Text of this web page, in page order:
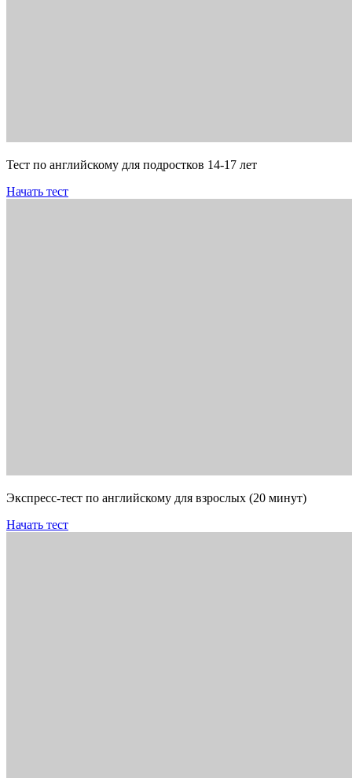
Тест по английскому для подростков 14-17 лет
Начать тест
Экспресс-тест по английскому для взрослых (20 минут)
Начать тест